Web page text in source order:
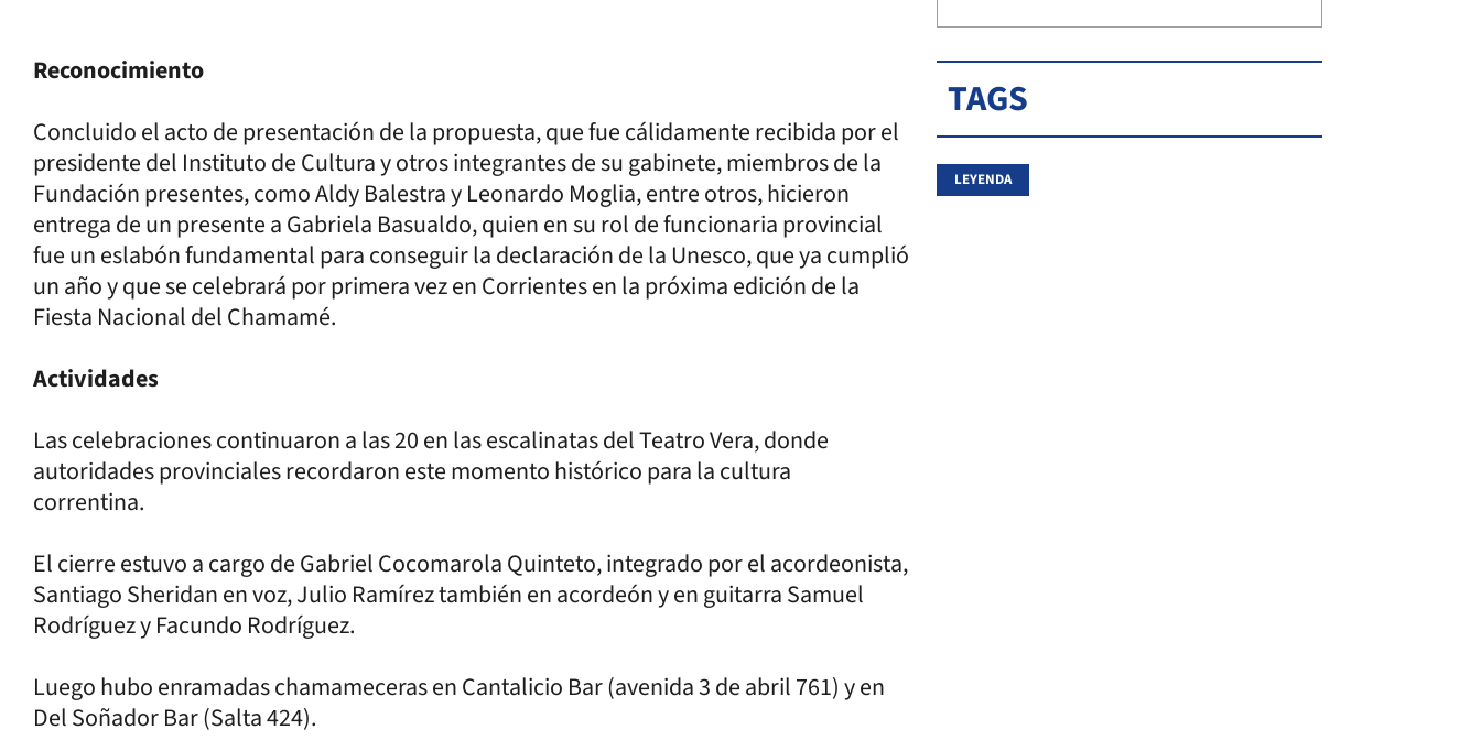
Reconocimiento
Concluido el acto de presentación de la propuesta, que fue cálidamente recibida por el
presidente del Instituto de Cultura y otros integrantes de su gabinete, miembros de la
Fundación presentes, como Aldy Balestra y Leonardo Moglia, entre otros, hicieron
entrega de un presente a Gabriela Basualdo, quien en su rol de funcionaria provincial
fue un eslabón fundamental para conseguir la declaración de la Unesco, que ya cumplió
un año y que se celebrará por primera vez en Corrientes en la próxima edición de la
Fiesta Nacional del Chamamé.
Actividades
Las celebraciones continuaron a las 20 en las escalinatas del Teatro Vera, donde
autoridades provinciales recordaron este momento histórico para la cultura
correntina.
El cierre estuvo a cargo de Gabriel Cocomarola Quinteto, integrado por el acordeonista,
Santiago Sheridan en voz, Julio Ramírez también en acordeón y en guitarra Samuel
Rodríguez y Facundo Rodríguez.
Luego hubo enramadas chamameceras en Cantalicio Bar (avenida 3 de abril 761) y en
Del Soñador Bar (Salta 424).
TAGS
LEYENDA